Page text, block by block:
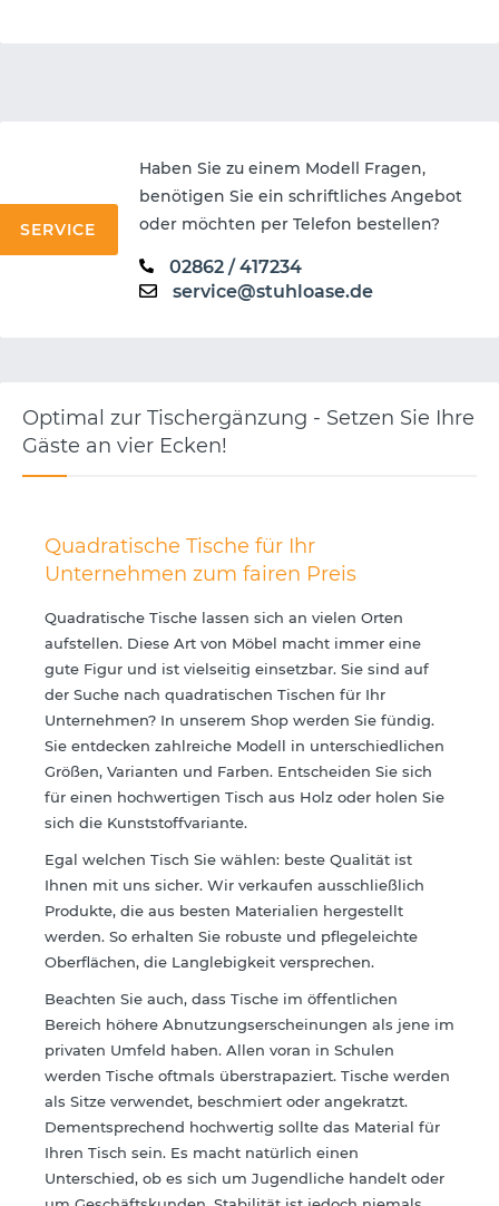
Haben Sie zu einem Modell Fragen,
benötigen Sie ein schriftliches Angebot
oder möchten per Telefon bestellen?
02862 / 417234
service@stuhloase.de
SERVICE
Optimal zur Tischergänzung - Setzen Sie Ihre
Gäste an vier Ecken!
Quadratische Tische für Ihr
Unternehmen zum fairen Preis
Quadratische Tische lassen sich an vielen Orten
aufstellen. Diese Art von Möbel macht immer eine
gute Figur und ist vielseitig einsetzbar. Sie sind auf
der Suche nach quadratischen Tischen für Ihr
Unternehmen? In unserem Shop werden Sie fündig.
Sie entdecken zahlreiche Modell in unterschiedlichen
Größen, Varianten und Farben. Entscheiden Sie sich
für einen hochwertigen Tisch aus Holz oder holen Sie
sich die Kunststoffvariante.
Egal welchen Tisch Sie wählen: beste Qualität ist
Ihnen mit uns sicher. Wir verkaufen ausschließlich
Produkte, die aus besten Materialien hergestellt
werden. So erhalten Sie robuste und pflegeleichte
Oberflächen, die Langlebigkeit versprechen.
Beachten Sie auch, dass Tische im öffentlichen
Bereich höhere Abnutzungserscheinungen als jene im
privaten Umfeld haben. Allen voran in Schulen
werden Tische oftmals überstrapaziert. Tische werden
als Sitze verwendet, beschmiert oder angekratzt.
Dementsprechend hochwertig sollte das Material für
Ihren Tisch sein. Es macht natürlich einen
Unterschied, ob es sich um Jugendliche handelt oder